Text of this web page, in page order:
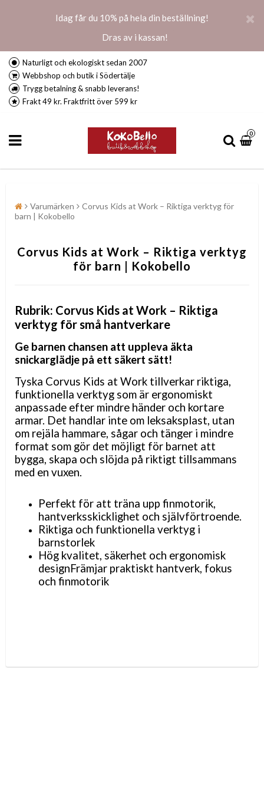
Idag får du 10% på hela din beställning!
Dras av i kassan!
Naturligt och ekologiskt sedan 2007
Webbshop och butik i Södertälje
Trygg betalning & snabb leverans!
Frakt 49 kr. Fraktfritt över 599 kr
0
Varumärken
Corvus Kids at Work – Riktiga verktyg för
barn | Kokobello
Corvus Kids at Work – Riktiga verktyg
för barn | Kokobello
Rubrik: Corvus Kids at Work – Riktiga
verktyg för små hantverkare
Ge barnen chansen att uppleva äkta
snickarglädje på ett säkert sätt!
Tyska Corvus Kids at Work tillverkar riktiga,
funktionella verktyg som är ergonomiskt
anpassade efter mindre händer och kortare
armar. Det handlar inte om leksaksplast, utan
om rejäla hammare, sågar och tänger i mindre
format som gör det möjligt för barnet att
bygga, skapa och slöjda på riktigt tillsammans
med en vuxen.
Perfekt för att träna upp finmotorik,
hantverksskicklighet och självförtroende.
Riktiga och funktionella verktyg i
barnstorlek
Hög kvalitet, säkerhet och ergonomisk
designFrämjar praktiskt hantverk, fokus
och finmotorik